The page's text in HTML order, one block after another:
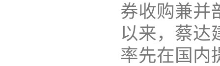
券收购兼并
以来，蔡达
率先在国内